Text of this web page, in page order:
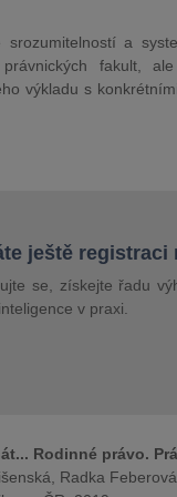
srozumitelností a
právnických fakult,
výkladu s
ještě registraci
se, získejte řadu
v praxi.
Rodinné právo.
Radka